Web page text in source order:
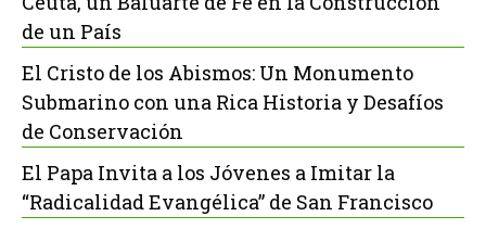
de un País
El Cristo de los Abismos: Un Monumento
Submarino con una Rica Historia y Desafíos
de Conservación
El Papa Invita a los Jóvenes a Imitar la
“Radicalidad Evangélica” de San Francisco